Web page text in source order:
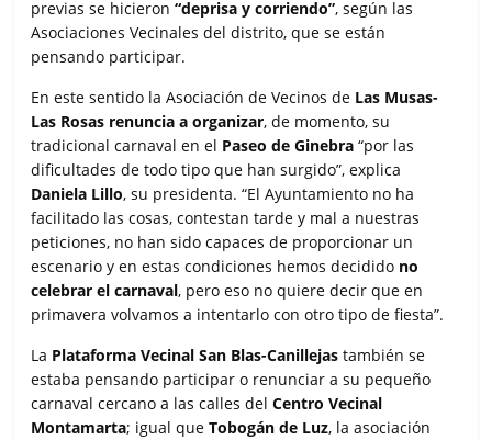
previas se hicieron“deprisa y corriendo”, según las
Asociaciones Vecinales del distrito, que se están
pensando participar.
En este sentido la Asociación de Vecinos de Las Musas-
Las Rosas renuncia a organizar, de momento, su
tradicional carnaval en el Paseo de Ginebra “por las
dificultades de todo tipo que han surgido”, explica
Daniela Lillo, su presidenta. “El Ayuntamiento no ha
facilitado las cosas, contestan tarde y mal a nuestras
peticiones, no han sido capaces de proporcionar un
escenario y en estas condiciones hemos decidido no
celebrar el carnaval, pero eso no quiere decir que en
primavera volvamos a intentarlo con otro tipo de fiesta”.
La Plataforma Vecinal San Blas-Canillejas también se
estaba pensando participar o renunciar a su pequeño
carnaval cercano a las calles delCentro Vecinal
Montamarta; igual queTobogán de Luz, la asociación